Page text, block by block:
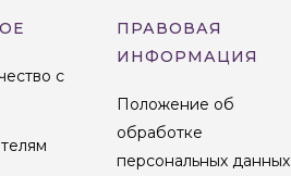
с
ПРАВОВАЯ
ИНФОРМАЦИЯ
Положение об
обработке
персональных данных